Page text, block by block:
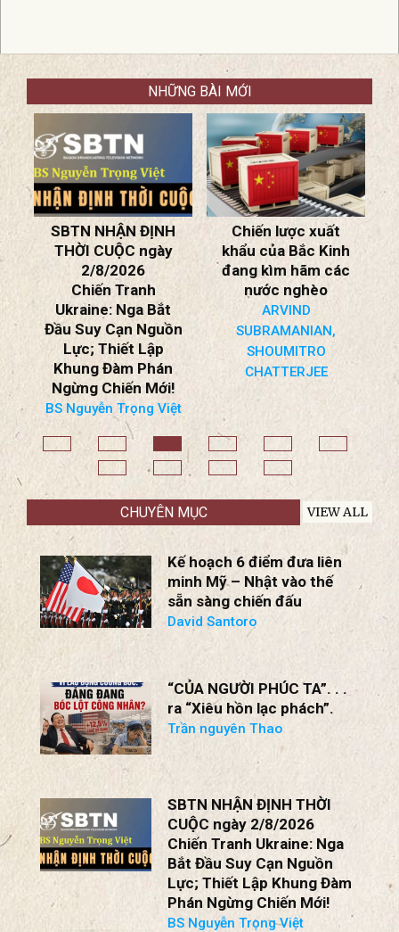
kích mới nhắm vào Iran. CENTCOM viết
trong một bài đăng trên mạng
NHỮNG BÀI MỚI
SBTN NHẬN ĐỊNH
THỜI CUỘC ngày
2/8/2026
Chiến Tranh
Ukraine: Nga Bắt
Đầu Suy Cạn Nguồn
Lực; Thiết Lập
Khung Đàm Phán
Ngừng Chiến Mới!
BS Nguyễn Trọng Việt
Chiến lược xuất
khẩu của Bắc Kinh
đang kìm hãm các
SUBRAMANIAN,
SHOUMITRO
CHATTERJEE
CHUYÊN MỤC
minh Mỹ – Nhật vào thế
sẵn sàng chiến đấu
David Santoro
“CỦA NGƯỜI PHÚC TA”. . .
ra “Xiêu hồn lạc phách”.
Trần nguyên Thao
SBTN NHẬN ĐỊNH THỜI